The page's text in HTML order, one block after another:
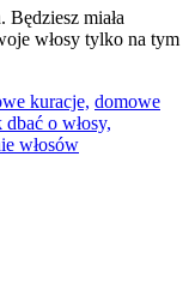
Będziesz miała
włosy tylko na tym
kuracje, domowe
dbać o włosy,
włosów